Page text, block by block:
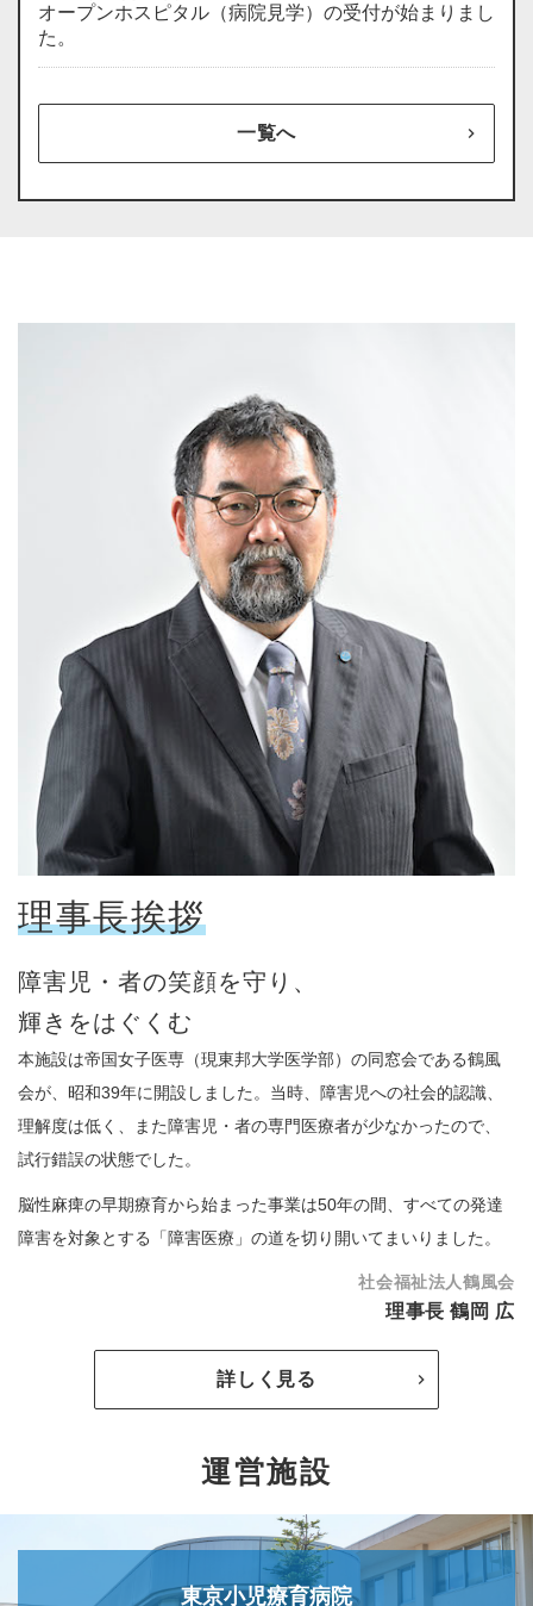
オープンホスピタル（病院見学）の受付が始まりまし
た。
一覧へ
理事長挨拶
障害児・者の笑顔を守り、
輝きをはぐくむ
本施設は帝国女子医専（現東邦大学医学部）の同窓会である鶴風
会が、昭和39年に開設しました。当時、障害児への社会的認識、
理解度は低く、また障害児・者の専門医療者が少なかったので、
試行錯誤の状態でした。
脳性麻痺の早期療育から始まった事業は50年の間、すべての発達
障害を対象とする「障害医療」の道を切り開いてまいりました。
社会福祉法人鶴風会
理事長 鶴岡 広
詳しく見る
運営施設
東京小児療育病院